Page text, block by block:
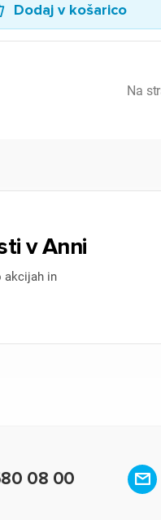
Dodaj v košarico
Na
v Anni
akcijah in
08 00